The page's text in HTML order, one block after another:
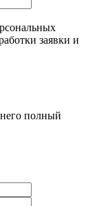
заявки и
полный